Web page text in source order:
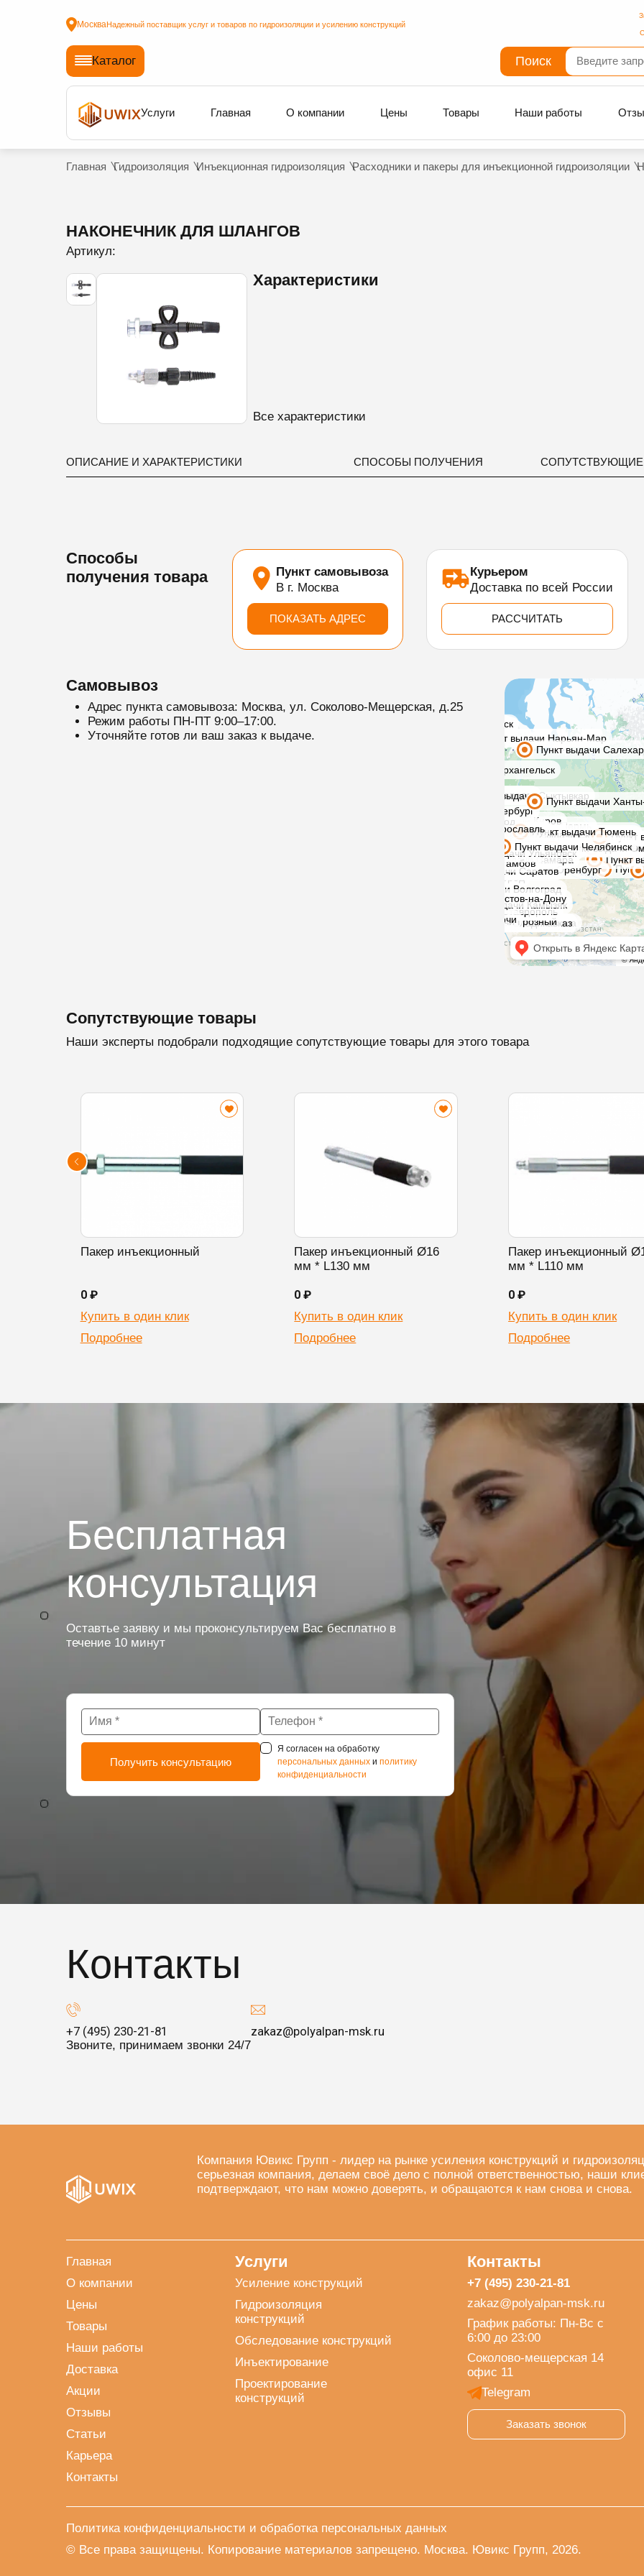
МоскваНадежный поставщик услуг и товаров по гидроизоляции и усилению конструкций
Каталог Поиск
Услуги Главная О компании Цены Товары Наши работы
Главная Гидроизоляция Инъекционная гидроизоляция Расходники и пакеры для инъекционной гидроизоляции
НАКОНЕЧНИК ДЛЯ ШЛАНГОВ
Артикул:
Характеристики
Все характеристики
ОПИСАНИЕ И ХАРАКТЕРИСТИКИ СПОСОБЫ ПОЛУЧЕНИЯ СОПУТСТВУЮЩИЕ
Способы
получения товара
Пункт самовывоза
В г. Москва
ПОКАЗАТЬ АДРЕС
Курьером
Доставка по всей России
РАССЧИТАТЬ
Самовывоз
Адрес пункта самовывоза: Москва, ул. Соколово-Мещерская, д.25
Режим работы ПН-ПТ 9:00–17:00.
Уточняйте готов ли ваш заказ к выдаче.
Сопутствующие товары
Наши эксперты подобрали подходящие сопутствующие товары для этого товара
Пакер инъекционный
0 ₽
Купить в один клик
Подробнее
Пакер инъекционный Ø16
мм * L130 мм
0 ₽
Купить в один клик
Подробнее
Пакер инъекционный
мм * L110 мм
0 ₽
Купить в один клик
Подробнее
Бесплатная
консультация
Оставтье заявку и мы проконсультируем Вас бесплатно в
течение 10 минут
Я согласен на обработку
персональных данныхи политику
конфиденциальности
Контакты
+7 (495) 230-21-81
Звоните, принимаем звонки 24/7
zakaz@polyalpan-msk.ru
Компания Ювикс Групп - лидер на рынке усиления конструкций и
серьезная компания, делаем своё дело с полной ответственностью, наши
подтверждают, что нам можно доверять, и обращаются к нам снова и снова.
Главная
О компании
Цены
Товары
Наши работы
Доставка
Акции
Отзывы
Статьи
Карьера
Контакты
Услуги
Усиление конструкций
Гидроизоляция
конструкций
Обследование конструкций
Инъектирование
Проектирование
конструкций
Контакты
+7 (495) 230-21-81
zakaz@polyalpan-msk.ru
График работы: Пн-Вс с
6:00 до 23:00
Соколово-мещерская 14
офис 11
Telegram
Заказать звонок
Политика конфиденциальности и обработка персональных данных
© Все права защищены. Копирование материалов запрещено. Москва. Ювикс Групп, 2026.